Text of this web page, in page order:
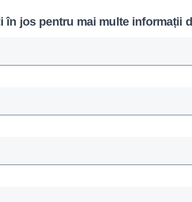
în jos pentru mai multe informații